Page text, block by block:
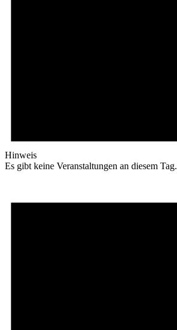
Hinweis
Es gibt keine Veranstaltungen an diesem Tag.